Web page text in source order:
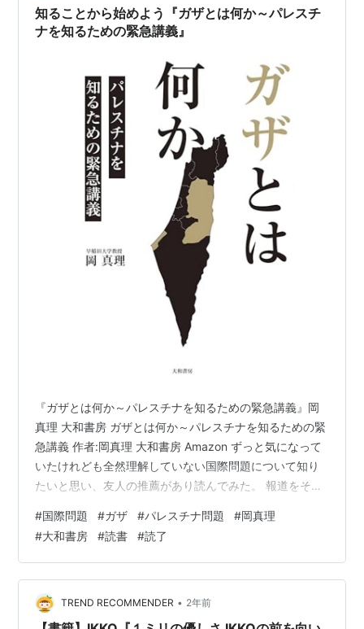
の本も「おもしろそうだ」「これは使える」とうなずき
ながら一気読みしました。 「親子で哲学対話 １…
知ることから始めよう『ガザとは何か～パレスチ
ナを知るための緊急講義』
『ガザとは何か～パレスチナを知るための緊急講義』岡
真理 大和書房 ガザとは何か～パレスチナを知るための緊
急講義 作者:岡真理 大和書房 Amazon ずっと気になって
いたけれども全然理解していない国際問題について知り
たいと思い、友人の推薦があり読んでみた。 報道をその
そして現在起こっていることを自分が感じて判断するこ
とが大事なんだと思った。 ガザで行われていることはジ
ェノサイドである。 大義名分は関係ないのだ。いったん
判断しようと棚上げをすること自体がジェノサイドへの
加担になってしまうのだ。 できることはなんでもある。
質疑応答を見てそうかと思っ…
#国際問題 #ガザ #パレスチナ問題 #岡真理
#大和書房 #読書 #読了
TREND RECOMMENDER • 2年前